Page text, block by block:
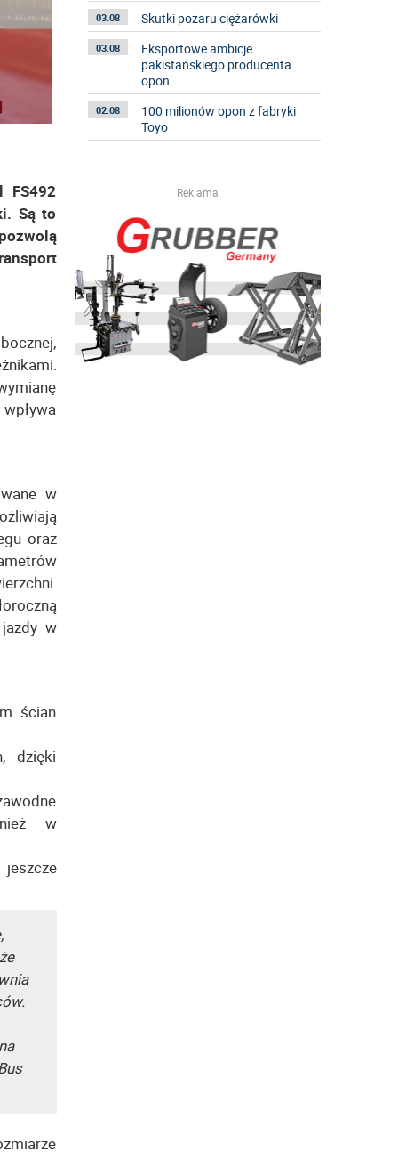
FS492
Są to
w
oraz
w
ścian
dzięki
w
03.08 Skutki pożaru ciężarówki
03.08
Eksportowe ambicje
pakistańskiego producenta
opon
02.08
100 milionów opon z fabryki
Toyo
Reklama